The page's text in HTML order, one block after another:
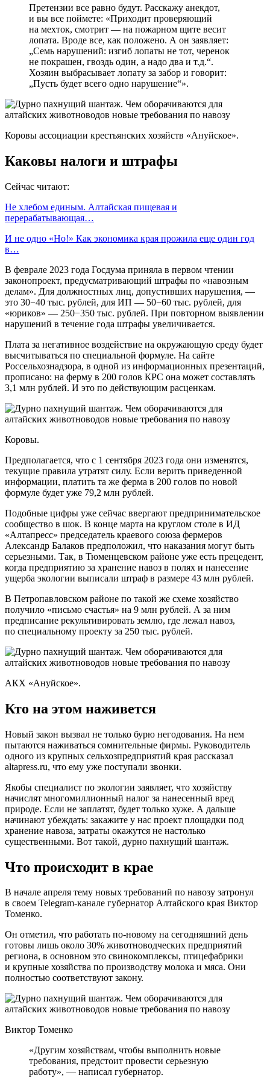
Претензии все равно будут. Расскажу анекдот,
и вы все поймете: «Приходит проверяющий
на мехток, смотрит — на пожарном щите весит
лопата. Вроде все, как положено. А он заявляет:
„Семь нарушений: изгиб лопаты не тот, черенок
не покрашен, гвоздь один, а надо два и т.д.“.
Хозяин выбрасывает лопату за забор и говорит:
„Пусть будет всего одно нарушение“».
Коровы ассоциации крестьянских хозяйств «Ануйское».
Каковы налоги и штрафы
Сейчас читают:
Не хлебом единым. Алтайская пищевая и
перерабатывающая…
И не одно «Но!» Как экономика края прожила еще один год
в…
В феврале 2023 года Госдума приняла в первом чтении
законопроект, предусматривающий штрафы по «навозным
делам». Для должностных лиц, допустивших нарушения, —
это 30−40 тыс. рублей, для ИП — 50−60 тыс. рублей, для
«юриков» — 250−350 тыс. рублей. При повторном выявлении
нарушений в течение года штрафы увеличивается.
Плата за негативное воздействие на окружающую среду будет
высчитываться по специальной формуле. На сайте
Россельхознадзора, в одной из информационных презентаций,
прописано: на ферму в 200 голов КРС она может составлять
3,1 млн рублей. И это по действующим расценкам.
Коровы.
Предполагается, что с 1 сентября 2023 года они изменятся,
текущие правила утратят силу. Если верить приведенной
информации, платить та же ферма в 200 голов по новой
формуле будет уже 79,2 млн рублей.
Подобные цифры уже сейчас ввергают предпринимательское
сообщество в шок. В конце марта на круглом столе в ИД
«Алтапресс» председатель краевого союза фермеров
Александр Балаков предположил, что наказания могут быть
серьезными. Так, в Тюменцевском районе уже есть прецедент,
когда предприятию за хранение навоз в полях и нанесение
ущерба экологии выписали штраф в размере 43 млн рублей.
В Петропавловском районе по такой же схеме хозяйство
получило «письмо счастья» на 9 млн рублей. А за ним
предписание рекультивировать землю, где лежал навоз,
по специальному проекту за 250 тыс. рублей.
АКХ «Ануйское».
Кто на этом наживется
Новый закон вызвал не только бурю негодования. На нем
пытаются наживаться сомнительные фирмы. Руководитель
одного из крупных сельхозпредприятий края рассказал
altapress.ru, что ему уже поступали звонки.
Якобы специалист по экологии заявляет, что хозяйству
начислят многомиллионный налог за нанесенный вред
природе. Если не заплатят, будет только хуже. А дальше
начинают убеждать: закажите у нас проект площадки под
хранение навоза, затраты окажутся не настолько
существенными. Вот такой, дурно пахнущий шантаж.
Что происходит в крае
В начале апреля тему новых требований по навозу затронул
в своем Telegram-канале губернатор Алтайского края Виктор
Томенко.
Он отметил, что работать по-новому на сегодняшний день
готовы лишь около 30% животноводческих предприятий
региона, в основном это свинокомплексы, птицефабрики
и крупные хозяйства по производству молока и мяса. Они
полностью соответствуют закону.
Виктор Томенко
«Другим хозяйствам, чтобы выполнить новые
требования, предстоит провести серьезную
работу», — написал губернатор.